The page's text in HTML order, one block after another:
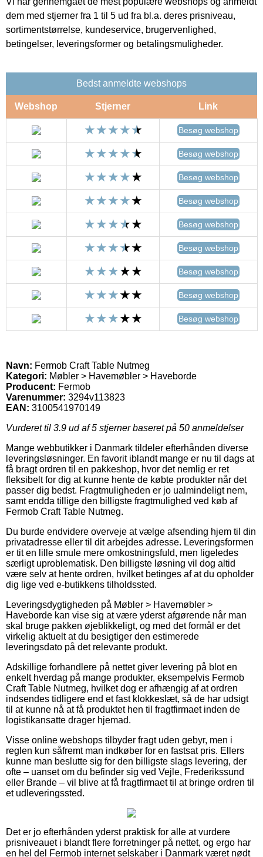
dem med stjerner fra 1 til 5 ud fra bl.a. deres prisniveau,
sortimentstørrelse, kundeservice, brugervenlighed,
betingelser, leveringsformer og betalingsmuligheder.
Bedst anmeldte webshops
Webshop Stjerner Link
Besøg webshop
Besøg webshop
Besøg webshop
Besøg webshop
Besøg webshop
Besøg webshop
Besøg webshop
Besøg webshop
Besøg webshop
Navn: Fermob Craft Table Nutmeg
Kategori: Møbler > Havemøbler > Haveborde
Producent: Fermob
Varenummer: 3294v113823
EAN: 3100541970149
Vurderet til 3.9 ud af 5 stjerner baseret på 50 anmeldelser
Mange webbutikker i Danmark tildeler efterhånden diverse
leveringsløsninger. En favorit iblandt mange er nu til dags at
få bragt ordren til en pakkeshop, hvor det nemlig er ret
fleksibelt for dig at kunne hente de købte produkter når det
passer dig bedst. Fragtmuligheden er jo ualmindeligt nem,
samt endda tillige den billigste fragtmulighed ved køb af
Fermob Craft Table Nutmeg.
Du burde endvidere overveje at vælge afsending hjem til din
privatadresse eller til dit arbejdes adresse. Leveringsformen
er tit en lille smule mere omkostningsfuld, men ligeledes
særligt uproblematisk. Den billigste løsning vil dog altid
være selv at hente ordren, hvilket betinges af at du opholder
dig lige ved e-butikkens tilholdssted.
Leveringsdygtigheden på Møbler > Havemøbler >
Haveborde kan vise sig at være yderst afgørende når man
skal bruge pakken øjeblikkeligt, og med det formål er det
virkelig aktuelt at du besigtiger den estimerede
leveringsdato på det relevante produkt.
Adskillige forhandlere på nettet giver levering på blot en
enkelt hverdag på mange produkter, eksempelvis Fermob
Craft Table Nutmeg, hvilket dog er afhængig af at ordren
indsendes tidligere end et fast klokkeslæt, så de har udsigt
til at kunne nå at få produktet hen til fragtfirmaet inden de
logistikansatte drager hjemad.
Visse online webshops tilbyder fragt uden gebyr, men i
reglen kun såfremt man indkøber for en fastsat pris. Ellers
kunne man beslutte sig for den billigste slags levering, der
ofte – uanset om du befinder sig ved Vejle, Frederikssund
eller Brande – vil blive at få fragtfirmaet til at bringe ordren til
et udleveringssted.
Det er jo efterhånden yderst praktisk for alle at vurdere
prisniveauet i blandt flere forretninger på nettet, og ergo har
en hel del Fermob internet selskaber i Danmark været nødt